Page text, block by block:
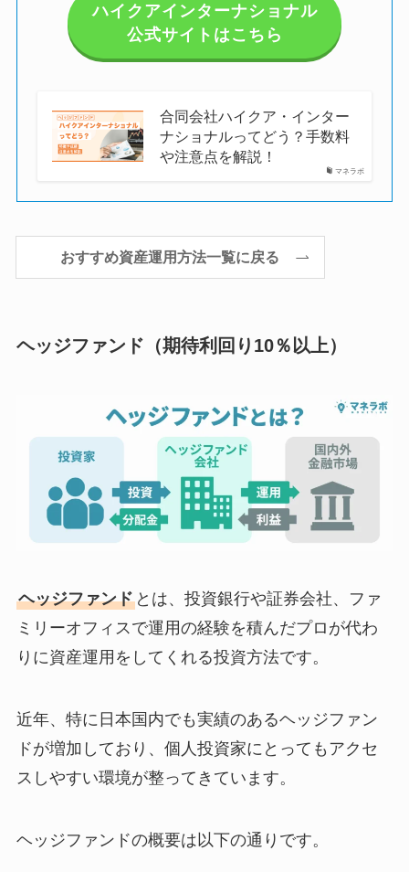
ハイクアインターナショナル
公式サイトはこちら
マネラボ
合同会社ハイクア・インター
ナショナルってどう？手数料
や注意点を解説！
おすすめ資産運用方法一覧に戻る
ヘッジファンド （期待利回り10％以上）
ヘッジファンドとは、投資銀行や証券会社、ファ
ミリーオフィスで運用の経験を積んだプロが代わ
りに資産運用をしてくれる投資方法です。
近年、特に日本国内でも実績のあるヘッジファン
ドが増加しており、個人投資家にとってもアクセ
スしやすい環境が整ってきています。
ヘッジファンドの概要は以下の通りです。